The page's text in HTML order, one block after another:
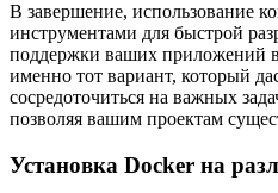
В завершение, использование
инструментами для быстрой
поддержки ваших приложений
именно тот вариант, который
сосредоточиться на важных
позволяя вашим проектам
Установка Docker на